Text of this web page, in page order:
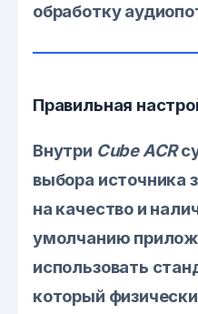
обработку
Правильная
Внутри Cube ACR
выбора источника
на качество и
умолчанию
использовать
который